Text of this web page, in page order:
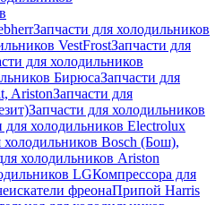
Запчасти для холодильников
VestFrostЗапчасти для
для холодильников
БирюсаЗапчасти для
AristonЗапчасти для
Запчасти для холодильников
для холодильников Electrolux
холодильников Bosch (Бош),
холодильников Ariston
LGКомпрессора для
фреонаПрипой Harris